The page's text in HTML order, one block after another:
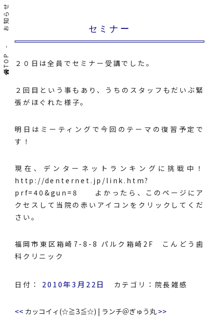
TOP
お知らせ セミナー
２０日は全員でセミナー受講でした。
２回目という事もあり、うちのスタッフもだいぶ緊
張がほぐれた様子。
明日はミーティングで今回のテーマの復習予定で
す！
現在、デンターネットランキングに挑戦中！
http://denternet.jp/link.htm?
prf=40&gun=8
よかったら、このページにア
クセスして当院の赤いアイコンをクリックしてくだ
さい。
福岡市東区箱崎7-8-8 パルク箱崎2F こんどう歯
科クリニック
日付： 2010年3月22日 カテゴリ： 院長雑感
<< カッコイィ(☆≧З≦☆) | ランチ＠ぎゅう丸 >>